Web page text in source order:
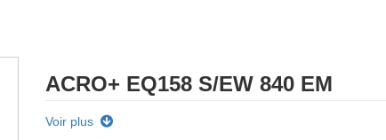
ACRO+ EQ158 S/EW 840 EM
Voir plus